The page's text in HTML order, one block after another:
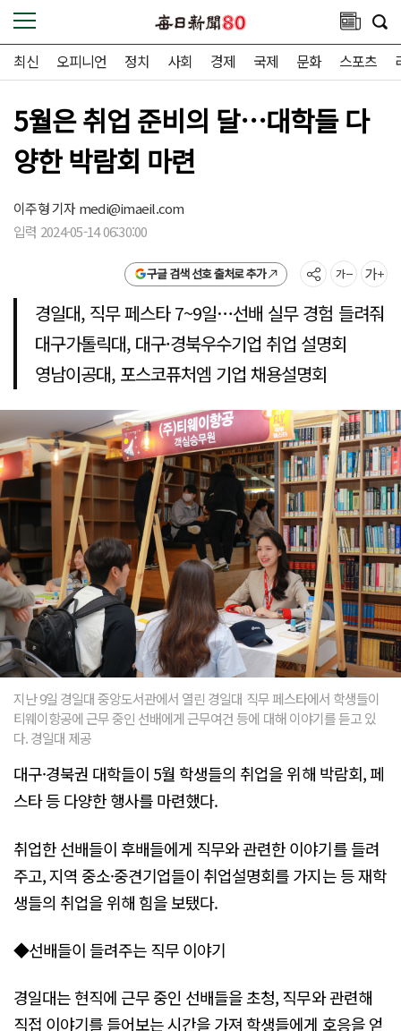
최신 오피니언 정치 사회 경제 국제 문화 스포츠
5월은 취업 준비의 달…대학들 다
양한 박람회 마련
이주형 기자medi@imaeil.com
입력 2024-05-14 06:30:00
구글 검색 선호 출처로 추가
경일대, 직무 페스타 7~9일…선배 실무 경험 들려줘
대구가톨릭대, 대구·경북우수기업 취업 설명회
영남이공대, 포스코퓨처엠 기업 채용설명회
지난 9일 경일대 중앙도서관에서 열린 경일대 직무 페스타에서 학생들이
티웨이항공에 근무 중인 선배에게 근무여건 등에 대해 이야기를 듣고 있
다. 경일대 제공
대구·경북권 대학들이 5월 학생들의 취업을 위해 박람회, 페
스타 등 다양한 행사를 마련했다.
취업한 선배들이 후배들에게 직무와 관련한 이야기를 들려
주고, 지역 중소·중견기업들이 취업설명회를 가지는 등 재학
생들의 취업을 위해 힘을 보탰다.
◆선배들이 들려주는 직무 이야기
경일대는 현직에 근무 중인 선배들을 초청, 직무와 관련해
직접 이야기를 들어보는 시간을 가져 학생들에게 호응을 얻